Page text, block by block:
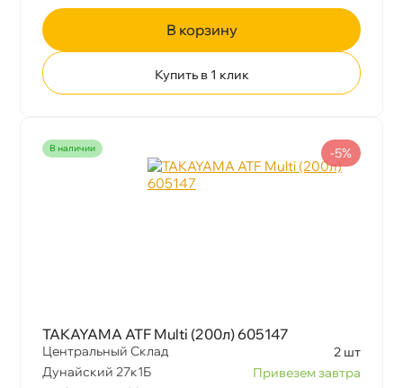
корзину
Купить в 1 клик
наличии
TAKAYAMA ATF Multi (200л) 605147
Центральный Склад
2 шт
Дунайский 27к1Б
Привезем завтра
-5%